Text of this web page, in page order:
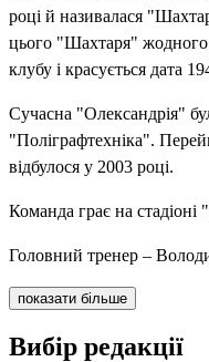
році й називалася
цього "Шахтаря" жодного
клубу і красується дата
Сучасна "Олександрія"
"Поліграфтехніка".
відбулося у 2003 році.
Команда грає на стадіоні
Головний тренер –
показати більше
Вибір редакції